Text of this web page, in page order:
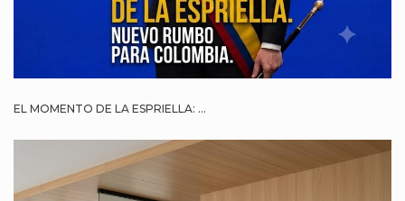
EL MOMENTO DE LA ESPRIELLA: ...